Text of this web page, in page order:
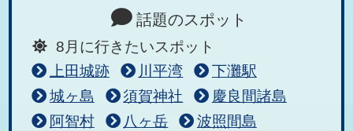
話題のスポット
8月に行きたいスポット
上田城跡
川平湾
下灘駅
城ヶ島
須賀神社
慶良間諸島
阿智村
八ヶ岳
波照間島